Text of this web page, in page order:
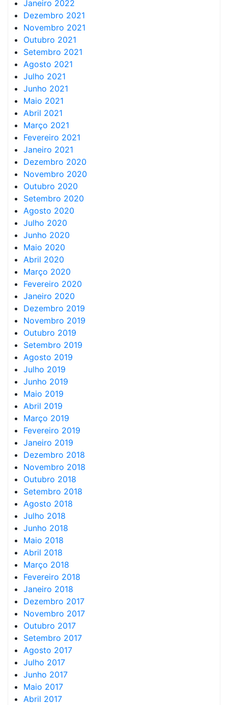
Janeiro 2022
Dezembro 2021
Novembro 2021
Outubro 2021
Setembro 2021
Agosto 2021
Julho 2021
Junho 2021
Maio 2021
Abril 2021
Março 2021
Fevereiro 2021
Janeiro 2021
Dezembro 2020
Novembro 2020
Outubro 2020
Setembro 2020
Agosto 2020
Julho 2020
Junho 2020
Maio 2020
Abril 2020
Março 2020
Fevereiro 2020
Janeiro 2020
Dezembro 2019
Novembro 2019
Outubro 2019
Setembro 2019
Agosto 2019
Julho 2019
Junho 2019
Maio 2019
Abril 2019
Março 2019
Fevereiro 2019
Janeiro 2019
Dezembro 2018
Novembro 2018
Outubro 2018
Setembro 2018
Agosto 2018
Julho 2018
Junho 2018
Maio 2018
Abril 2018
Março 2018
Fevereiro 2018
Janeiro 2018
Dezembro 2017
Novembro 2017
Outubro 2017
Setembro 2017
Agosto 2017
Julho 2017
Junho 2017
Maio 2017
Abril 2017